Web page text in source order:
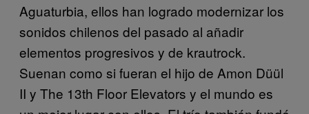
Aguaturbia, ellos han logrado modernizar los
sonidos chilenos del pasado al añadir
elementos progresivos y de krautrock.
Suenan como si fueran el hijo de Amon Düül
II y The 13th Floor Elevators y el mundo es